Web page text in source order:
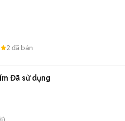
2 đã bán
Đã sử dụng